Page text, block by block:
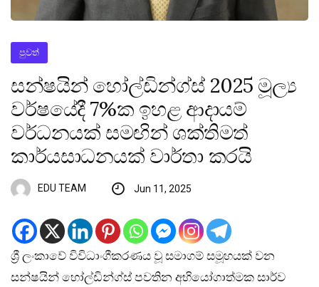
පුවත්
සන්ෂයින් හෝල්ඩින්ග්ස් 2025 මූල්‍ය
වර්ෂයේදී 7%ක ඉහළ ආදායම්
වර්ධනයක් සමඟින් ශක්තිමත්
කාර්යසාධනයක් වාර්තා කරයි
EDU TEAM Jun 11, 2025
ශ්‍රී ලංකාවේ විවිධාංගීකරණය වූ සමාගම් සමූහයක් වන
සන්ෂයින් හෝල්ඩින්ග්ස් පවතින අභියෝගාත්මක සාර්ව